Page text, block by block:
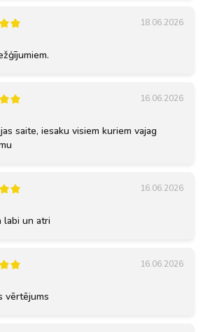
18.06.2026
16.06.2026
saite, iesaku visiem kuriem vajag
16.06.2026
labi un atri
16.06.2026
vērtējums